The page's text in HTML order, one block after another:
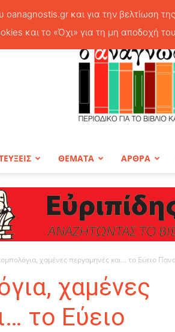
Ο
ΘΕΜΑΤΑ ΑΡΘΡΑ
χαμένες περγαμηνές και… το Εύειο
χαμένες
το Εύειο
και για την βελτίωση
και το «Όχι» για τη μη αποδοχή